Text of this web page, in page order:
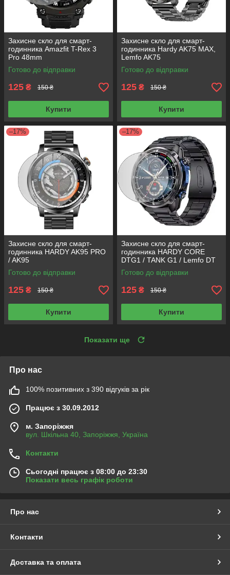
Захисне скло для смарт-
годинника Amazfit T-Rex 3
Pro 48mm
Готово до відправки
125 ₴ 150 ₴
Купити
Захисне скло для смарт-
годинника Hardy AK75 MAX,
Lemfo AK75
Готово до відправки
125 ₴ 150 ₴
Купити
–17%
Захисне скло для смарт-
годинника HARDY AK95 PRO
/ AK95
Готово до відправки
125 ₴ 150 ₴
Купити
–17%
Захисне скло для смарт-
годинника HARDY CORE
DTG1 / TANK G1 / Lemfo DT
G1 / SKVAD G1
Готово до відправки
125 ₴ 150 ₴
Купити
Показати ще
Про нас
100% позитивних з 390 відгуків за рік
Працює з 30.09.2012
м. Запоріжжя
вул. Шкільна 40, Запоріжжя, Україна
Контакти
Сьогодні працює з 08:00 до 23:30
Показати весь графік роботи
Про нас
Контакти
Доставка та оплата